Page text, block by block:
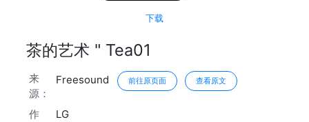
下载
茶的艺术 " Tea01
来
源：
Freesound 前往原页面 查看原文
作
LG